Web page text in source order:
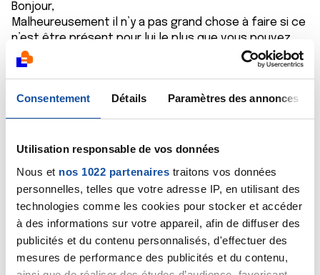
Consentement Détails Paramètres des annonces
Utilisation responsable de vos données
Nous et nos 1022 partenaires traitons vos données
personnelles, telles que votre adresse IP, en utilisant des
technologies comme les cookies pour stocker et accéder
à des informations sur votre appareil, afin de diffuser des
publicités et du contenu personnalisés, d'effectuer des
mesures de performance des publicités et du contenu,
Bonjour,
Malheureusement il n’y a pas grand chose à faire si ce
n’est être présent pour lui le plus que vous pouvez.
Mon papa a été diagnostiqué pour un cancer de
l’œsophage le 28 juin 2019 il a eu de la chimiothérapie (
décédé le 01/08/2018 à l’âge de 60ans. Chaque cancer
chaque tumeur est différente, vous ne pouvez
plus confortablement possible.
vous l’entourer, profitez de ses instant pleinement.
Citer